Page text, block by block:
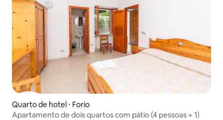
Quarto de hotel ⋅ Forio
Apartamento de dois quartos com pátio (4 pessoas + 1)